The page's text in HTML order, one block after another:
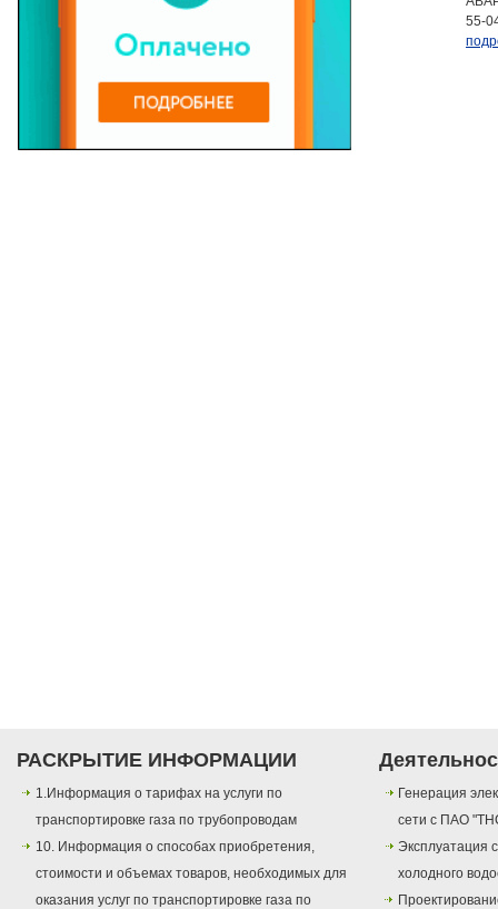
55-
РАСКРЫТИЕ ИНФОРМАЦИИ
1.Информация о тарифах на услуги по
транспортировке газа по трубопроводам
10. Информация о способах приобретения,
стоимости и объемах товаров, необходимых для
оказания услуг по транспортировке газа по
Генерация
сети с ПАО
Эксплуатация
холодного